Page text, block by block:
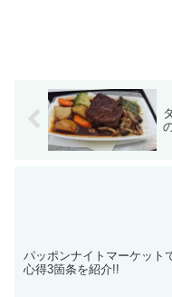
パッポンナイトマーケット
心得3箇条を紹介!!